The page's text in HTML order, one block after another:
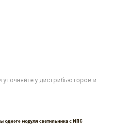
уточняйте у дистрибьюторов и